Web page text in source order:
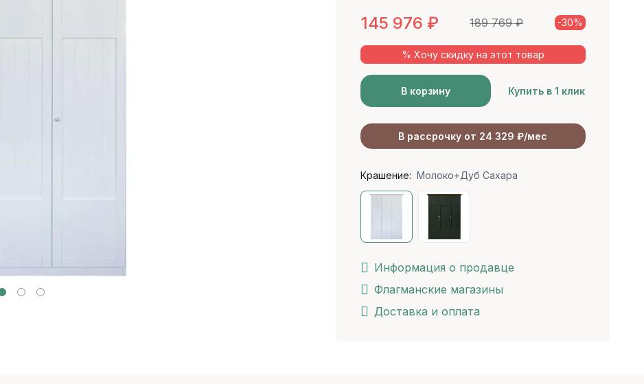
145 976 ₽ 189 769₽ -30%
% Хочу скидку на этот товар
В корзину Купить в 1 клик
В рассрочку от 24 329 ₽/мес
Крашение: Молоко+Дуб Сахара
Информация о продавце
Флагманские магазины
Доставка и оплата